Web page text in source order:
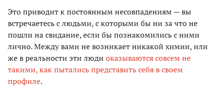
Это приводит к постоянным несовпадениям — вы
встречаетесь с людьми, с которыми бы ни за что не
пошли на свидание, если бы познакомились с ними
лично. Между вами не возникает никакой химии, или
же в реальности эти люди оказываются совсем не
такими, как пытались представить себя в своем
профиле.